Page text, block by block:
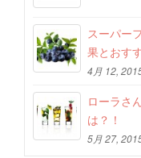
スーパー
果とおす
4月 12,
ローラさ
は？！
5月 27,